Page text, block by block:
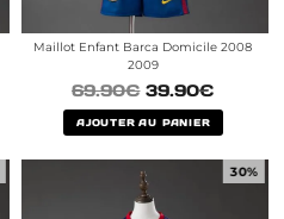
Maillot Enfant Barca Domicile 2008
2009
69.90€ 39.90€
AJOUTER AU PANIER
30%